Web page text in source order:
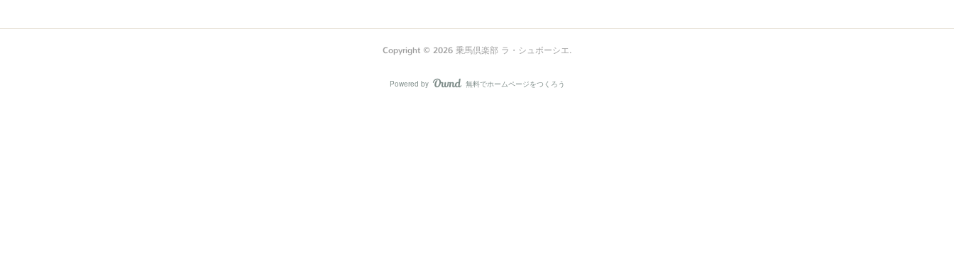
Copyright © 2026 乗馬倶楽部 ラ・シュボーシエ.
Powered by AmebaOwnd
無料でホームページをつくろう